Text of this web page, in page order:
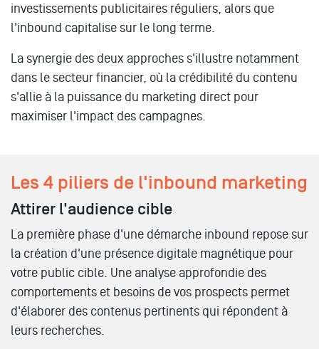
investissements publicitaires réguliers, alors que
l'inbound capitalise sur le long terme.
La synergie des deux approches s'illustre notamment
dans le secteur financier, où la crédibilité du contenu
s'allie à la puissance du marketing direct pour
maximiser l'impact des campagnes.
Les 4 piliers de l'inbound marketing
Attirer l'audience cible
La première phase d'une démarche inbound repose sur
la création d'une présence digitale magnétique pour
votre public cible. Une analyse approfondie des
comportements et besoins de vos prospects permet
d'élaborer des contenus pertinents qui répondent à
leurs recherches.